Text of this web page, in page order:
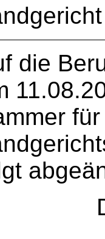
die